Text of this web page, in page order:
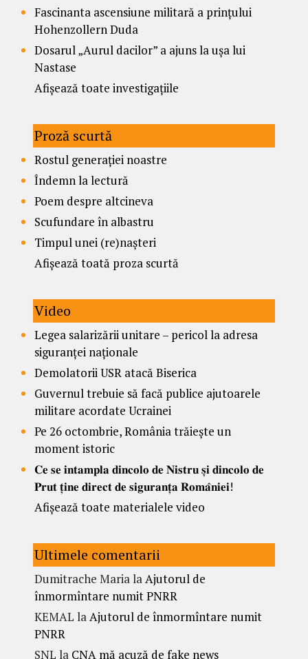
Fascinanta ascensiune militară a prințului
Hohenzollern Duda
Dosarul „Aurul dacilor” a ajuns la ușa lui
Nastase
Afișează toate investigațiile
Proză scurtă
Rostul generației noastre
Îndemn la lectură
Poem despre altcineva
Scufundare în albastru
Timpul unei (re)nașteri
Afișează toată proza scurtă
Video
Legea salarizării unitare – pericol la adresa
siguranței naționale
Demolatorii USR atacă Biserica
Guvernul trebuie să facă publice ajutoarele
militare acordate Ucrainei
Pe 26 octombrie, România trăiește un
moment istoric
𝐂𝐞 𝐬𝐞 𝐢𝐧𝐭𝐚𝐦𝐩𝐥𝐚 𝐝𝐢𝐧𝐜𝐨𝐥𝐨 𝐝𝐞 𝐍𝐢𝐬𝐭𝐫𝐮 𝐬̦𝐢 𝐝𝐢𝐧𝐜𝐨𝐥𝐨 𝐝𝐞
𝐏𝐫𝐮𝐭 𝐭̦𝐢𝐧𝐞 𝐝𝐢𝐫𝐞𝐜𝐭 𝐝𝐞 𝐬𝐢𝐠𝐮𝐫𝐚𝐧𝐭̦𝐚 𝐑𝐨𝐦𝐚̂𝐧𝐢𝐞𝐢!
Afișează toate materialele video
Ultimele comentarii
Dumitrache MarialaAjutorul de
înmormîntare numit PNRR
KEMAL laAjutorul de înmormîntare numit
PNRR
SNL la CNA mă acuză de fake news